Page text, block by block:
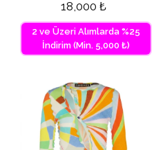
18,000 ₺
2 ve Üzeri Alımlarda %25
İndirim (Min. 5,000 ₺)